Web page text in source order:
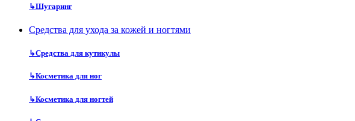
↳Шугаринг
Средства для ухода за кожей и ногтями
↳Средства для кутикулы
↳Косметика для ног
↳Косметика для ногтей